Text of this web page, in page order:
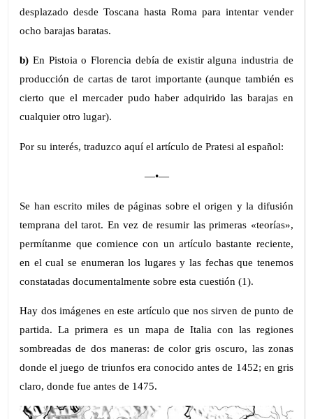
desplazado desde Toscana hasta Roma para intentar vender
ocho barajas baratas.
b) En Pistoia o Florencia debía de existir alguna industria de
producción de cartas de tarot importante (aunque también es
cierto que el mercader pudo haber adquirido las barajas en
cualquier otro lugar).
Por su interés, traduzco aquí el artículo de Pratesi al español:
—•—
Se han escrito miles de páginas sobre el origen y la difusión
temprana del tarot. En vez de resumir las primeras «teorías»,
permítanme que comience con un artículo bastante reciente,
en el cual se enumeran los lugares y las fechas que tenemos
constatadas documentalmente sobre esta cuestión (1).
Hay dos imágenes en este artículo que nos sirven de punto de
partida. La primera es un mapa de Italia con las regiones
sombreadas de dos maneras: de color gris oscuro, las zonas
donde el juego de triunfos era conocido antes de 1452; en gris
claro, donde fue antes de 1475.